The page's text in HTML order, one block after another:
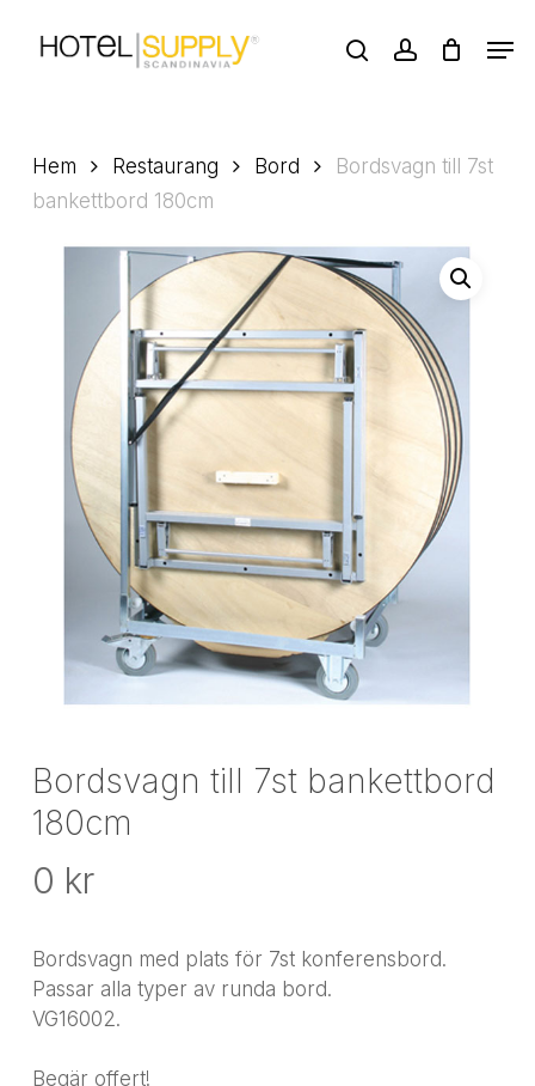
searchaccount
Hem Restaurang Bord
Bordsvagn till 7st
bankettbord 180cm
Bordsvagn till 7st bankettbord
180cm
0 kr
Bordsvagn med plats för 7st konferensbord.
Passar alla typer av runda bord.
VG16002.
Begär offert!